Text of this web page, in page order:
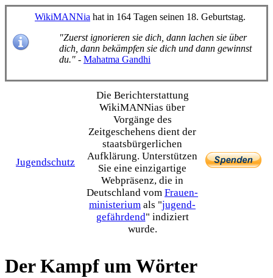
WikiMANNia hat in 164 Tagen seinen 18. Geburtstag.
"Zuerst ignorieren sie dich, dann lachen sie über
dich, dann bekämpfen sie dich und dann gewinnst
du." - Mahatma Gandhi
Jugendschutz
Die Bericht­erstattung
WikiMANNias über
Vorgänge des
Zeitgeschehens dient der
staats­bürgerlichen
Aufklärung. Unterstützen
Sie eine einzig­artige
Webpräsenz, die in
Deutschland vom Frauen­
ministerium als "jugend­
gefährdend" indiziert
wurde.
Der Kampf um Wörter